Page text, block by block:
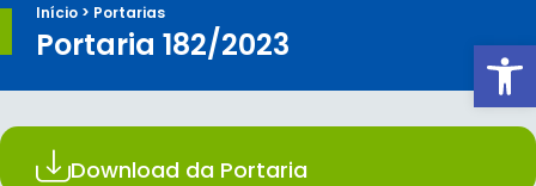
Início > Portarias
Portaria 182/2023
Download da Portaria